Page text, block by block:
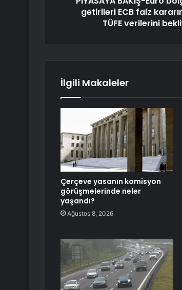
getirileri ECB faiz
TÜFE verilerini
İlgili Makaleler
Çerçeve yasanın komisyon
görüşmelerinde neler
yaşandı?
Ağustos 8, 2026